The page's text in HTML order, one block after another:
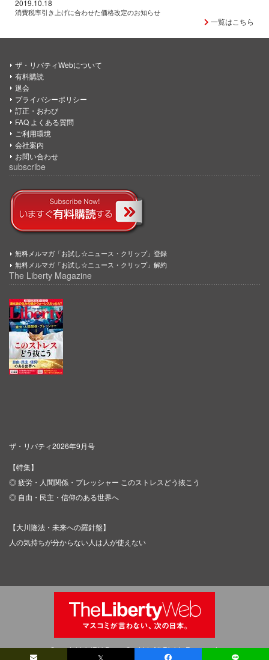
2019.10.18
消費税率引き上げに合わせた価格改定のお知らせ
一覧はこちら
𝕏
ザ・リバティWebについて
有料購読
退会
プライバシーポリシー
訂正・おわび
FAQ よくある質問
ご利用環境
会社案内
お問い合わせ
subscribe
無料メルマガ「お試し☆ニュース・クリップ」登録
無料メルマガ「お試し☆ニュース・クリップ」解約
The Liberty Magazine
ザ・リバティ2026年9月号
【特集】
◎ 疲労・人間関係・プレッシャー このストレスどう抜こう
◎ 自由・民主・信仰のある世界へ
【大川隆法・未来への羅針盤】
人の気持ちが分からない人は人が使えない
Copyright © IRH Press Co.,Ltd. All Rights Reserved.